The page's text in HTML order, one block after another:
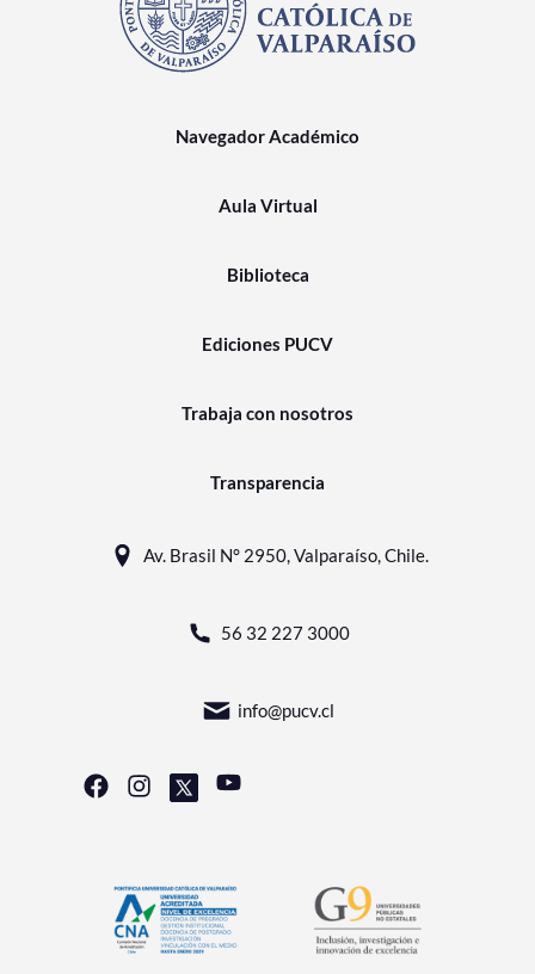
Navegador Académico
Aula Virtual
Biblioteca
Ediciones PUCV
Trabaja con nosotros
Transparencia
Av. Brasil N° 2950, Valparaíso, Chile.
56 32 227 3000
info@pucv.cl